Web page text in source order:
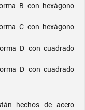
B con hexágono
C con hexágono
D con cuadrado
D con cuadrado
hechos de acero